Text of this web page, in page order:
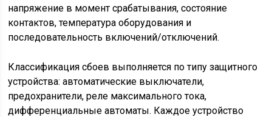
напряжение в момент срабатывания, состояние
контактов, температура оборудования и
последовательность включений/отключений.
Классификация сбоев выполняется по типу защитного
устройства: автоматические выключатели,
предохранители, реле максимального тока,
дифференциальные автоматы. Каждое устройство